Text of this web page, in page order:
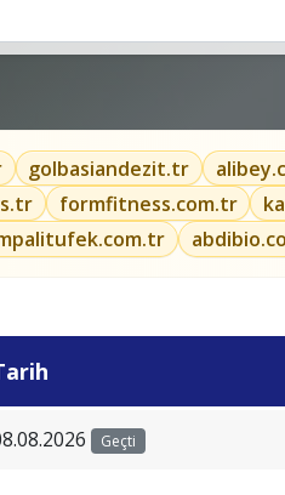
golbasiandezit.tr
formfitness.com.tr
Geçti